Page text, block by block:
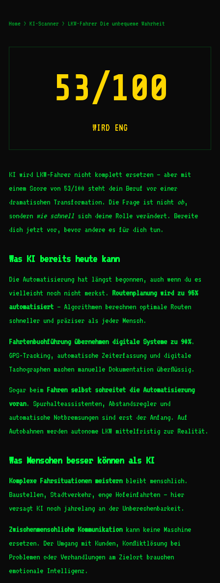
Home > KI-Scanner > LKW-Fahrer Die unbequeme Wahrheit
53/100
WIRD ENG
KI wird LKW-Fahrer nicht komplett ersetzen – aber mit
einem Score von 53/100 steht dein Beruf vor einer
dramatischen Transformation. Die Frage ist nicht ob,
sondern wie schnell sich deine Rolle verändert. Bereite
dich jetzt vor, bevor andere es für dich tun.
Was KI bereits heute kann
Die Automatisierung hat längst begonnen, auch wenn du es
vielleicht noch nicht merkst. Routenplanung wird zu 95%
automatisiert – Algorithmen berechnen optimale Routen
schneller und präziser als jeder Mensch.
Fahrtenbuchführung übernehmen digitale Systeme zu 90%.
GPS-Tracking, automatische Zeiterfassung und digitale
Tachographen machen manuelle Dokumentation überflüssig.
Sogar beim Fahren selbst schreitet die Automatisierung
voran. Spurhalteassistenten, Abstandsregler und
automatische Notbremsungen sind erst der Anfang. Auf
Autobahnen werden autonome LKW mittelfristig zur Realität.
Was Menschen besser können als KI
Komplexe Fahrsituationen meisternbleibt menschlich.
Baustellen, Stadtverkehr, enge Hofeinfahrten – hier
versagt KI noch jahrelang an der Unberechenbarkeit.
Zwischenmenschliche Kommunikationkann keine Maschine
ersetzen. Der Umgang mit Kunden, Konfliktlösung bei
Problemen oder Verhandlungen am Zielort brauchen
emotionale Intelligenz.